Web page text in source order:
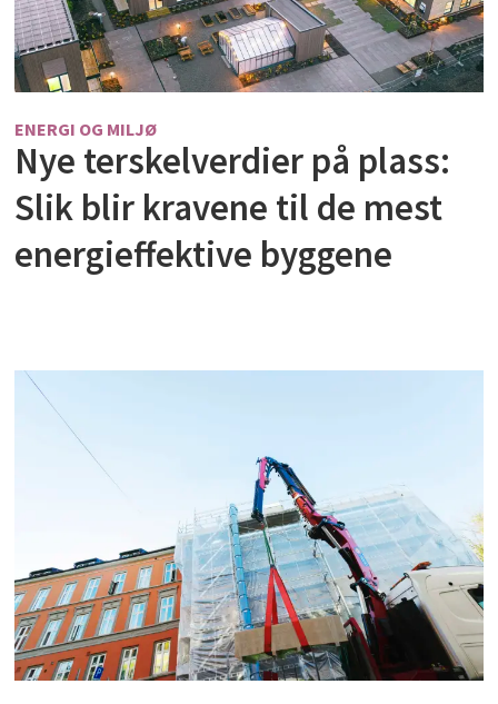
ENERGI OG MILJØ
Nye terskelverdier på plass:
Slik blir kravene til de mest
energieffektive byggene